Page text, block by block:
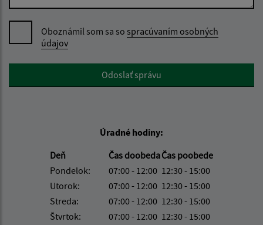
Oboznámil som sa so spracúvaním osobných
údajov
Google reCaptcha ResponseOdoslať správu
Úradné hodiny:
Deň
Čas doobedaČas poobede
Pondelok:
07:00 - 12:00 12:30 - 15:00
Utorok:
07:00 - 12:00 12:30 - 15:00
Streda:
07:00 - 12:00 12:30 - 15:00
Štvrtok:
07:00 - 12:00 12:30 - 15:00